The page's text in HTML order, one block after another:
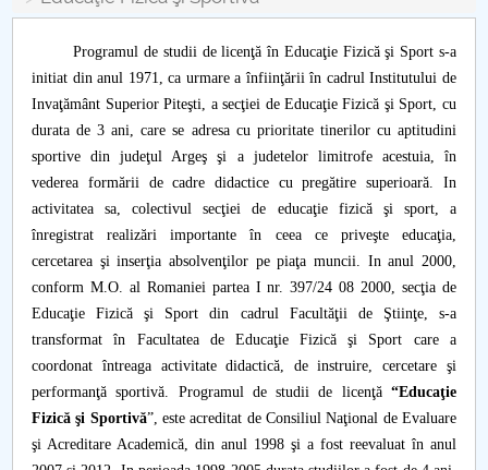
Nr. de telefon si adrese Facultăți
Admitere
Români de pretutindeni - ADMITERE
Senat
Facultăți
Studenți
Ghiduri pentru STUDENȚI
Relații Publice
Programul de studii de licenţă în Educaţie Fizică şi Sport s-a
initiat din anul 1971, ca urmare a înfiinţării în cadrul Institutului de
Invaţământ Superior Piteşti, a secţiei de Educaţie Fizică şi Sport, cu
durata de 3 ani, care se adresa cu prioritate tinerilor cu aptitudini
sportive din judeţul Argeş şi a judetelor limitrofe acestuia, în
vederea formării de cadre didactice cu pregătire superioară. In
activitatea sa, colectivul secţiei de educaţie fizică şi sport, a
înregistrat realizări importante în ceea ce priveşte educaţia,
cercetarea şi inserţia absolvenţilor pe piaţa muncii. In anul 2000,
conform M.O. al Romaniei partea I nr. 397/24 08 2000, secţia de
Educaţie Fizică şi Sport din cadrul Facultăţii de Ştiinţe, s-a
transformat în Facultatea de Educaţie Fizică şi Sport care a
coordonat întreaga activitate didactică, de instruire, cercetare şi
performanţă sportivă. Programul de studii de licenţă “Educaţie
Fizică şi Sportivă”, este acreditat de Consiliul Naţional de Evaluare
şi Acreditare Academică, din anul 1998 şi a fost reevaluat în anul